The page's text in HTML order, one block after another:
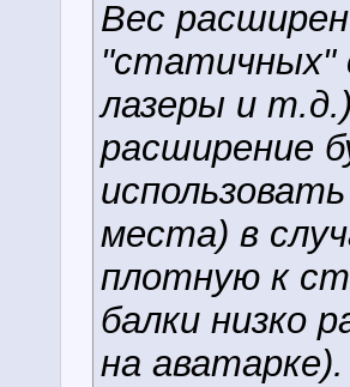
Вес
"статичных"
лазеры и
расширение
места) в
плотную к
балки низко
на аватарке).